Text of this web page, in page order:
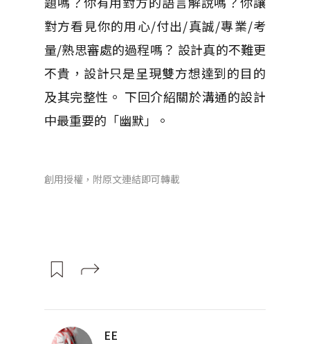
對方看見你的用心/付出/真誠/專業/考
量/熟思審處的過程嗎？ 設計真的不難更
不貴，設計只是呈現雙方想達到的目的
及其完整性。 下回介紹關於溝通的設計
中最重要的「幽默」。
創用授權，附原文連結即可轉載
EE